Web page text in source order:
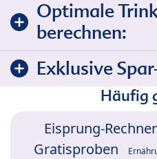
Optimale
berechnen:
Exklusive
Häufig
Eisprung-Rechner
Gratisproben